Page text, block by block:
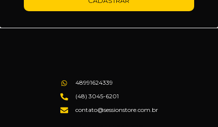
48991624339
(48) 3045-6201
contato@sessionstore.com.br